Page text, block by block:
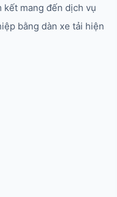
kết mang đến dịch vụ
bằng dàn xe tải hiện